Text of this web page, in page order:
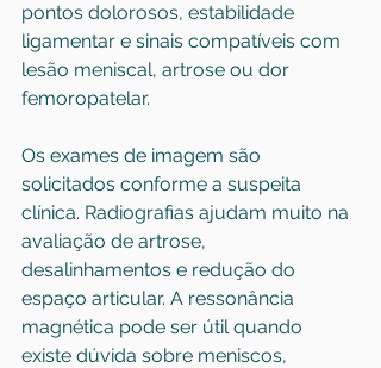
pontos dolorosos, estabilidade
ligamentar e sinais compatíveis com
lesão meniscal, artrose ou dor
femoropatelar.
Os exames de imagem são
solicitados conforme a suspeita
clínica. Radiografias ajudam muito na
avaliação de artrose,
desalinhamentos e redução do
espaço articular. A ressonância
magnética pode ser útil quando
existe dúvida sobre meniscos,